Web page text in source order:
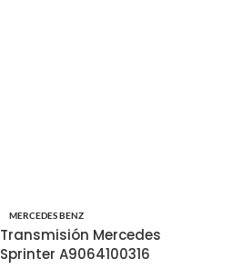
MERCEDES BENZ
Transmisión Mercedes
Sprinter A9064100316